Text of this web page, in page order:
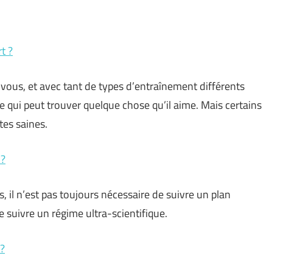
?
et avec tant de types d’entraînement différents
qui peut trouver quelque chose qu’il aime. Mais certains
saines.
n’est pas toujours nécessaire de suivre un plan
suivre un régime ultra-scientifique.